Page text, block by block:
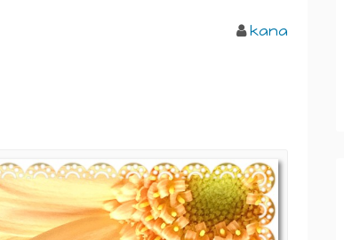
kana